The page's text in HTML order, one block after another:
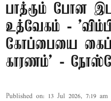
பாத்ரூம் போன
உத்வேகம் -
கோப்பையை
காரணம்’ -
Published on: 13 Jul 2026, 7:19 am